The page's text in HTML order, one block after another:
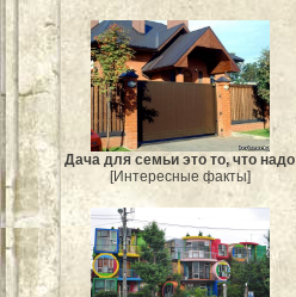
Дача для семьи это то, что надо
[Интересные факты]